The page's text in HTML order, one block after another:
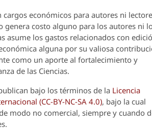
económicos para autores ni
genera costo alguno para los autores ni
asume los gastos relacionados con
alguna por su valiosa
como un aporte al fortalecimiento y
de las Ciencias.
bajo los términos de la Licencia
(CC-BY-NC-SA 4.0), bajo la cual
modo no comercial, siempre y cuando